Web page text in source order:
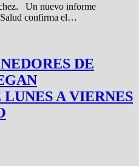
Un nuevo informe
confirma el…
DE
A VIERNES